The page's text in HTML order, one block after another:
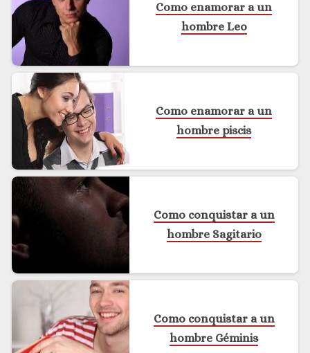
Como enamorar a un
hombre Leo
Como enamorar a un
hombre piscis
Como conquistar a un
hombre Sagitario
Como conquistar a un
hombre Géminis